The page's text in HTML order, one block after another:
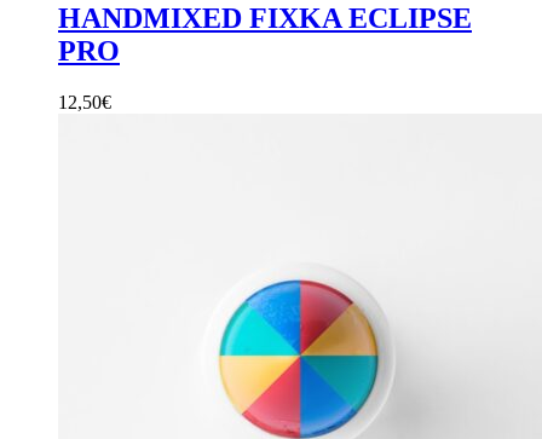
HANDMIXED FIXKA ECLIPSE
PRO
12,50€